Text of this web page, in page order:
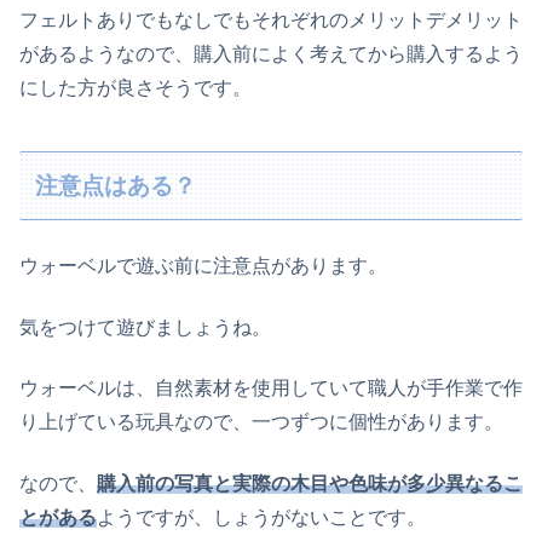
フェルトありでもなしでもそれぞれのメリットデメリット
があるようなので、購入前によく考えてから購入するよう
にした方が良さそうです。
注意点はある？
ウォーベルで遊ぶ前に注意点があります。
気をつけて遊びましょうね。
ウォーベルは、自然素材を使用していて職人が手作業で作
り上げている玩具なので、一つずつに個性があります。
なので、 購入前の写真と実際の木目や色味が多少異なるこ
とがあるようですが、しょうがないことです。